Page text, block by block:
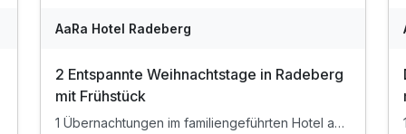
AaRa Hotel Radeberg
2 Entspannte Weihnachtstage in Radeberg
mit Frühstück
1 Übernachtungen im familiengeführten Hotel an der Dresdner Heide